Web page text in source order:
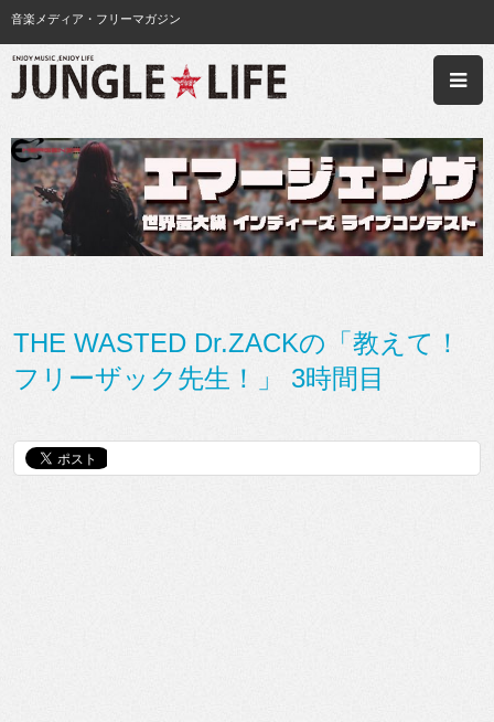
音楽メディア・フリーマガジン
THE WASTED Dr.ZACKの「教えて！
フリーザック先生！」 3時間目